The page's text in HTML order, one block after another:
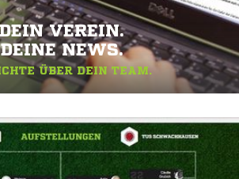
DEIN VEREIN.
DEINE NEWS.
ÜBER DEIN TEAM.